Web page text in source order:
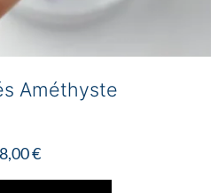
Améthyste
8,00€